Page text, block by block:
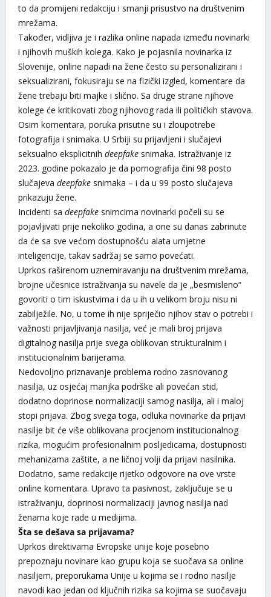
to da promijeni redakciju i smanji prisustvo na društvenim
mrežama.
Također, vidljiva je i razlika online napada između novinarki
i njihovih muških kolega. Kako je pojasnila novinarka iz
Slovenije, online napadi na žene često su personalizirani i
seksualizirani, fokusiraju se na fizički izgled, komentare da
žene trebaju biti majke i slično. Sa druge strane njihove
kolege će kritikovati zbog njihovog rada ili političkih stavova.
Osim komentara, poruka prisutne su i zloupotrebe
fotografija i snimaka. U Srbiji su prijavljeni i slučajevi
seksualno eksplicitnih deepfakesnimaka. Istraživanje iz
2023. godine pokazalo je da pornografija čini 98 posto
slučajeva deepfakesnimaka – i da u 99 posto slučajeva
prikazuju žene.
Incidenti sa deepfakesnimcima novinarki počeli su se
pojavljivati prije nekoliko godina, a one su danas zabrinute
da će sa sve većom dostupnošću alata umjetne
inteligencije, takav sadržaj se samo povećati.
Uprkos raširenom uznemiravanju na društvenim mrežama,
brojne učesnice istraživanja su navele da je „besmisleno“
govoriti o tim iskustvima i da u ih u velikom broju nisu ni
zabilježile. No, u tome ih nije spriječio njihov stav o potrebi i
važnosti prijavljivanja nasilja, već je mali broj prijava
digitalnog nasilja prije svega oblikovan strukturalnim i
institucionalnim barijerama.
Nedovoljno priznavanje problema rodno zasnovanog
nasilja, uz osjećaj manjka podrške ali povećan stid,
dodatno doprinose normalizaciji samog nasilja, ali i maloj
stopi prijava. Zbog svega toga, odluka novinarke da prijavi
nasilje bit će više oblikovana procjenom institucionalnog
rizika, mogućim profesionalnim posljedicama, dostupnosti
mehanizama zaštite, a ne ličnoj volji da prijavi nasilnika.
Dodatno, same redakcije rijetko odgovore na ove vrste
online komentara. Upravo ta pasivnost, zaključuje se u
istraživanju, doprinosi normalizaciji javnog nasilja nad
ženama koje rade u medijima.
Šta se dešava sa prijavama?
Uprkos direktivama Evropske unije koje posebno
prepoznaju novinare kao grupu koja se suočava sa online
nasiljem, preporukama Unije u kojima se i rodno nasilje
navodi kao jedan od ključnih rizika sa kojima se suočavaju